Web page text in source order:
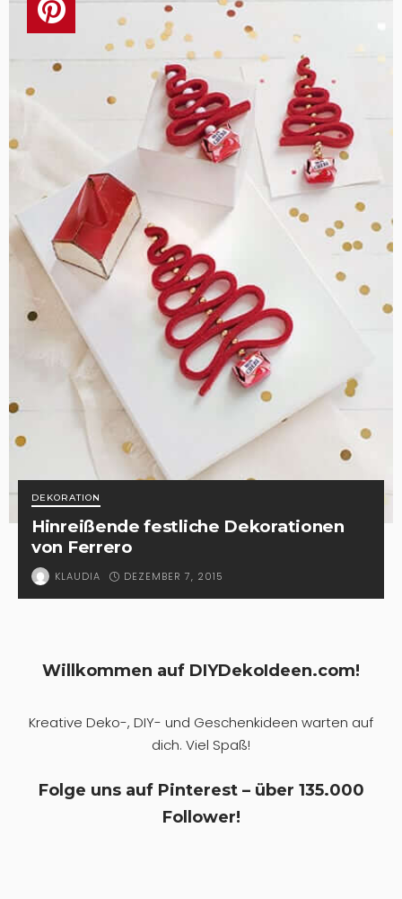
DEKORATION
Hinreißende festliche Dekorationen
von Ferrero
KLAUDIA DEZEMBER 7, 2015
Willkommen auf DIYDekoIdeen.com!
Kreative Deko-, DIY- und Geschenkideen warten auf
dich. Viel Spaß!
Folge uns auf Pinterest – über 135.000
Follower!